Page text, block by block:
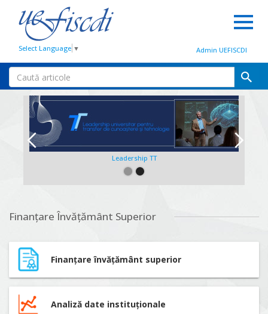
Select Language ▼ Admin UEFISCDI
Leadership TT
Finanțare Învățământ Superior
Finanțare învățământ superior
Analiză date instituționale